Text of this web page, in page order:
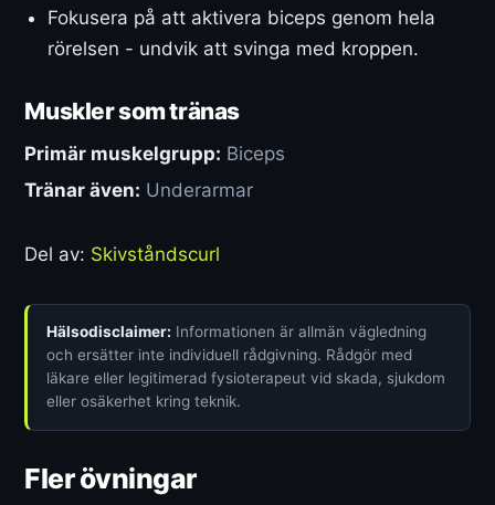
Fokusera på att aktivera biceps genom hela
rörelsen - undvik att svinga med kroppen.
Muskler som tränas
Primär muskelgrupp: Biceps
Tränar även: Underarmar
Del av: Skivståndscurl
Hälsodisclaimer: Informationen är allmän vägledning
och ersätter inte individuell rådgivning. Rådgör med
läkare eller legitimerad fysioterapeut vid skada, sjukdom
eller osäkerhet kring teknik.
Fler övningar